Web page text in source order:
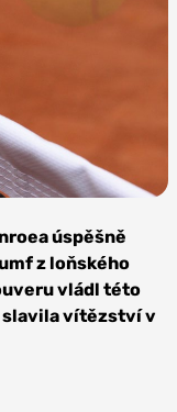
úspěšně
z loňského
vládl této
slavila vítězství v